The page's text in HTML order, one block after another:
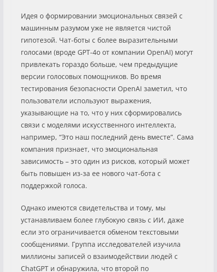
Идея о формировании эмоциональных связей с
машинным разумом уже не является чистой
гипотезой. Чат-боты с более выразительными
голосами (вроде GPT-4o от компании OpenAI) могут
привлекать гораздо больше, чем предыдущие
версии голосовых помощников. Во время
тестирования безопасности OpenAI заметил, что
пользователи используют выражения,
указывающие на то, что у них сформировались
связи с моделями искусственного интеллекта,
например, “Это наш последний день вместе”. Сама
компания признает, что эмоциональная
зависимость – это один из рисков, который может
быть повышен из-за ее нового чат-бота с
поддержкой голоса.
Однако имеются свидетельства и тому, мы
устанавливаем более глубокую связь с ИИ, даже
если это ограничивается обменом текстовыми
сообщениями. Группа исследователей изучила
миллионы записей о взаимодействии людей с
ChatGPT и обнаружила, что второй по